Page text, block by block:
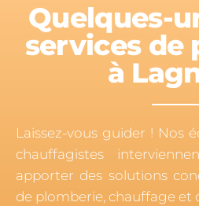
Quelques-
services de
à
Laissez-vous guider ! Nos
chauffagistes
apporter des solutions
de plomberie, chauffage et